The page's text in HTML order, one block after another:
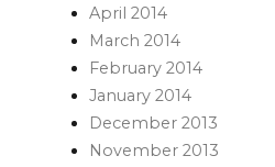
April 2014
March 2014
February 2014
January 2014
December 2013
November 2013